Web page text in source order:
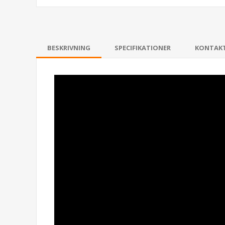
BESKRIVNING SPECIFIKATIONER